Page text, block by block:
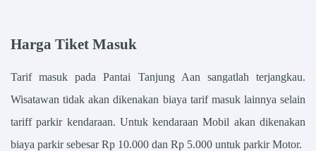
Harga Tiket Masuk
Tarif masuk pada Pantai Tanjung Aan sangatlah terjangkau.
Wisatawan tidak akan dikenakan biaya tarif masuk lainnya selain
tariff parkir kendaraan. Untuk kendaraan Mobil akan dikenakan
biaya parkir sebesar Rp 10.000 dan Rp 5.000 untuk parkir Motor.